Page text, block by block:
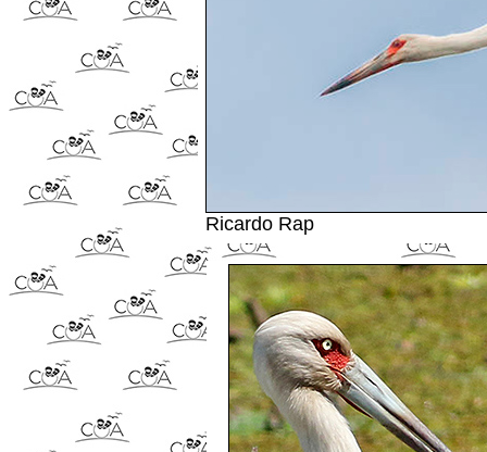
Ricardo Rap